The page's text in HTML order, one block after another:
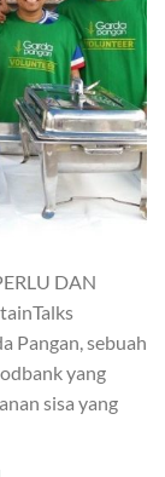
DAN
Pangan, sebuah
yang
sisa yang